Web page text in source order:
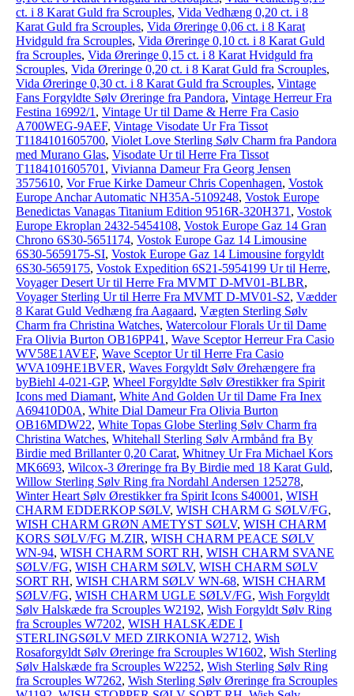
ct. i 8 Karat Guld fra Scrouples, Vida Vedhæng 0,20 ct. i 8
Karat Guld fra Scrouples, Vida Øreringe 0,06 ct. i 8 Karat
Hvidguld fra Scrouples, Vida Øreringe 0,10 ct. i 8 Karat Guld
fra Scrouples, Vida Øreringe 0,15 ct. i 8 Karat Hvidguld fra
Scrouples, Vida Øreringe 0,20 ct. i 8 Karat Guld fra Scrouples,
Vida Øreringe 0,30 ct. i 8 Karat Guld fra Scrouples, Vintage
Fans Forgyldte Sølv Øreringe fra Pandora, Vintage Herreur Fra
Festina 16992/1 , Vintage Ur til Dame & Herre Fra Casio
A700WEG-9AEF, Vintage Visodate Ur Fra Tissot
T1184101605700, Violet Love Sterling Sølv Charm fra Pandora
med Murano Glas, Visodate Ur til Herre Fra Tissot
T1184101605701 , Vivianna Dameur Fra Georg Jensen
3575610, Vor Frue Kirke Dameur Chris Copenhagen, Vostok
Europe Anchar Automatic NH35A-5109248, Vostok Europe
Benedictas Vanagas Titanium Edition 9516R-320H371 , Vostok
Europe Ekroplan 2432-5454108, Vostok Europe Gaz 14 Gran
Chrono 6S30-5651174, Vostok Europe Gaz 14 Limousine
6S30-5659175-SI, Vostok Europe Gaz 14 Limousine forgyldt
6S30-5659175, Vostok Expedition 6S21-5954199 Ur til Herre,
Voyager Desert Ur til Herre Fra MVMT D-MV01-BLBR,
Voyager Sterling Ur til Herre Fra MVMT D-MV01-S2, Vædder
8 Karat Guld Vedhæng fra Aagaard, Vægten Sterling Sølv
Charm fra Christina Watches, Watercolour Florals Ur til Dame
Fra Olivia Burton OB16PP41 , Wave Sceptor Herreur Fra Casio
WV58E1AVEF, Wave Sceptor Ur til Herre Fra Casio
WVA109HE1BVER, Waves Forgyldt Sølv Ørehængere fra
byBiehl 4-021-GP, Wheel Forgyldte Sølv Ørestikker fra Spirit
Icons med Diamant, White And Golden Ur til Dame Fra Inex
A69410D0A, White Dial Dameur Fra Olivia Burton
OB16MDW22, White Topas Globe Sterling Sølv Charm fra
Christina Watches, Whitehall Sterling Sølv Armbånd fra By
Birdie med Brillanter 0,20 Carat, Whitney Ur Fra Michael Kors
MK6693, Wilcox-3 Øreringe fra By Birdie med 18 Karat Guld,
Willow Sterling Sølv Ring fra Nordahl Andersen 125278,
Winter Heart Sølv Ørestikker fra Spirit Icons S40001 , WISH
CHARM EDDERKOP SØLV, WISH CHARM G SØLV/FG,
WISH CHARM GRØN AMETYST SØLV, WISH CHARM
KORS SØLV/FG M.ZIR, WISH CHARM PEACE SØLV
WN-94, WISH CHARM SORT RH, WISH CHARM SVANE
SØLV/FG, WISH CHARM SØLV, WISH CHARM SØLV
SORT RH, WISH CHARM SØLV WN-68, WISH CHARM
SØLV/FG, WISH CHARM UGLE SØLV/FG, Wish Forgyldt
Sølv Halskæde fra Scrouples W2192, Wish Forgyldt Sølv Ring
fra Scrouples W7202, WISH HALSKÆDE I
STERLINGSØLV MED ZIRKONIA W2712, Wish
Rosaforgyldt Sølv Øreringe fra Scrouples W1602, Wish Sterling
Sølv Halskæde fra Scrouples W2252, Wish Sterling Sølv Ring
fra Scrouples W7262, Wish Sterling Sølv Øreringe fra Scrouples